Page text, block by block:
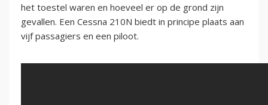
het toestel waren en hoeveel er op de grond zijn
gevallen. Een Cessna 210N biedt in principe plaats aan
vijf passagiers en een piloot.